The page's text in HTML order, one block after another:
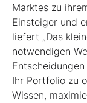
Marktes zu
Einsteiger und
liefert „Das
notwendigen
Ihr Portfolio zu
Wissen,